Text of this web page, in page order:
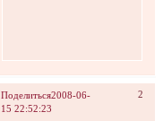
Поделиться 2
2008-06-
15 22:52:23